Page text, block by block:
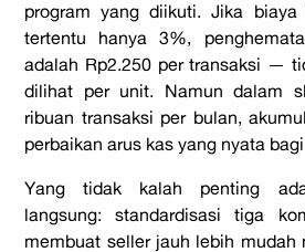
program yang diikuti. Jika
tertentu hanya 3%,
adalah Rp2.250 per transaksi —
dilihat per unit. Namun dalam
ribuan transaksi per bulan,
perbaikan arus kas yang nyata
Yang tidak kalah penting
langsung: standardisasi tiga
membuat seller jauh lebih mudah